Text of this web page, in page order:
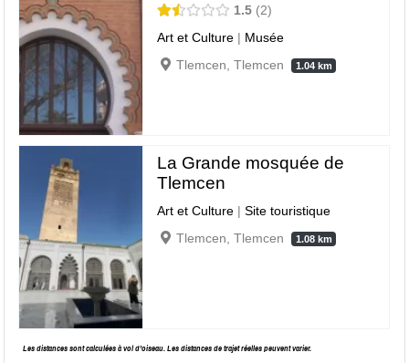
1.5
2
Art et Culture | Musée
Tlemcen, Tlemcen
1.04 km
La Grande mosquée de
Tlemcen
Art et Culture |Site touristique
Tlemcen, Tlemcen
1.08 km
Les distances sont calculées à vol d’oiseau. Les distances de trajet réelles peuvent varier.